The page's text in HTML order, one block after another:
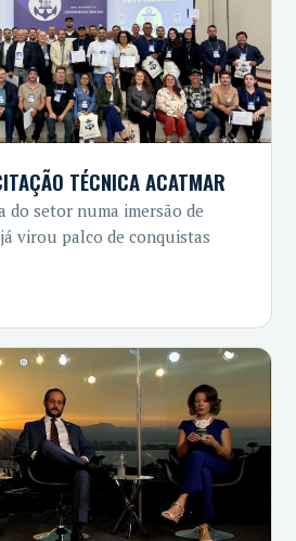
TÉCNICA ACATMAR
do setor numa imersão de
virou palco de conquistas